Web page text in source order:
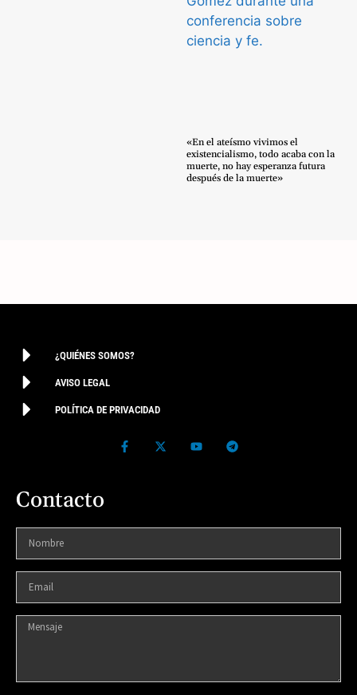
«En el ateísmo vivimos el
existencialismo, todo acaba con la
muerte, no hay esperanza futura
después de la muerte»
¿QUIÉNES SOMOS?
AVISO LEGAL
POLÍTICA DE PRIVACIDAD
Contacto